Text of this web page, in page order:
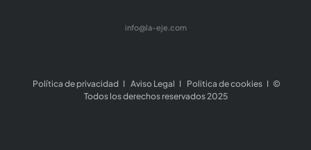
info@la-eje.com